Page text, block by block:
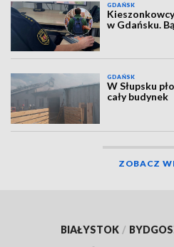
GDAŃSK
w Gdańsku.
GDAŃSK
W Słupsku
cały budynek
ZOBACZ
BIAŁYSTOK /